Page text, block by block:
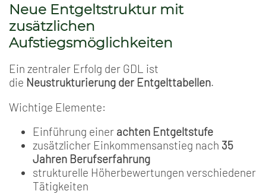
Neue Entgeltstruktur mit
zusätzlichen
Aufstiegsmöglichkeiten
Ein zentraler Erfolg der GDL ist
die Neustrukturierung der Entgelttabellen.
Wichtige Elemente:
Einführung einer achten Entgeltstufe
zusätzlicher Einkommensanstieg nach 35
Jahren Berufserfahrung
strukturelle Höherbewertungen verschiedener
Tätigkeiten